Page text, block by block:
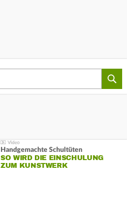
Handgemachte Schultüten
SO WIRD DIE EINSCHULUNG
ZUM KUNSTWERK